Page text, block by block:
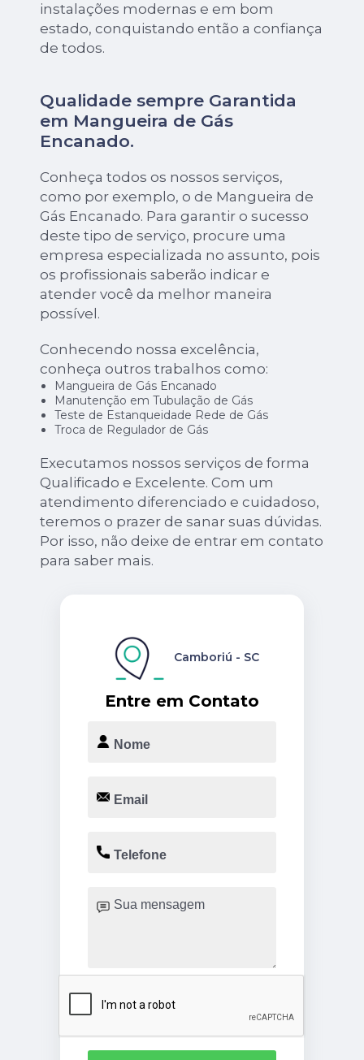
instalações modernas e em bom
estado, conquistando então a confiança
de todos.
Qualidade sempre Garantida
em Mangueira de Gás
Encanado.
Conheça todos os nossos serviços,
como por exemplo, o de Mangueira de
Gás Encanado. Para garantir o sucesso
deste tipo de serviço, procure uma
empresa especializada no assunto, pois
os profissionais saberão indicar e
atender você da melhor maneira
possível.
Conhecendo nossa excelência,
conheça outros trabalhos como:
Mangueira de Gás Encanado
Manutenção em Tubulação de Gás
Teste de Estanqueidade Rede de Gás
Troca de Regulador de Gás
Executamos nossos serviços de forma
Qualificado e Excelente. Com um
atendimento diferenciado e cuidadoso,
teremos o prazer de sanar suas dúvidas.
Por isso, não deixe de entrar em contato
para saber mais.
Entre em Contato
Camboriú - SC